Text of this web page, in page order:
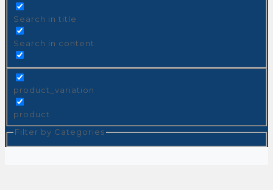
Search in title
Search in content
product_variation
product
Filter by Categories